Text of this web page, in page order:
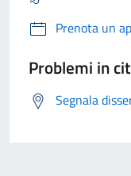
Prenota un
Problemi in
Segnala